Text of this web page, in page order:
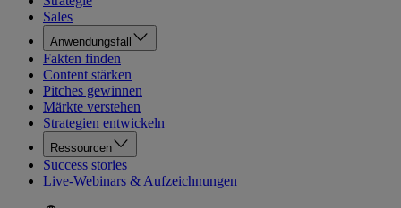
Sales
Anwendungsfall
Fakten finden
Content stärken
Pitches gewinnen
Märkte verstehen
Strategien entwickeln
Ressourcen
Success stories
Live-Webinars & Aufzeichnungen